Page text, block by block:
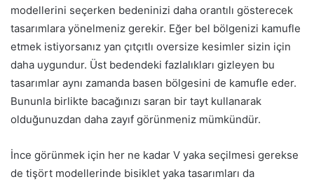
modellerini seçerken bedeninizi daha orantılı gösterecek
tasarımlara yönelmeniz gerekir. Eğer bel bölgenizi kamufle
etmek istiyorsanız yan çıtçıtlı oversize kesimler sizin için
daha uygundur. Üst bedendeki fazlalıkları gizleyen bu
tasarımlar aynı zamanda basen bölgesini de kamufle eder.
Bununla birlikte bacağınızı saran bir tayt kullanarak
olduğunuzdan daha zayıf görünmeniz mümkündür.
İnce görünmek için her ne kadar V yaka seçilmesi gerekse
de tişört modellerinde bisiklet yaka tasarımları da